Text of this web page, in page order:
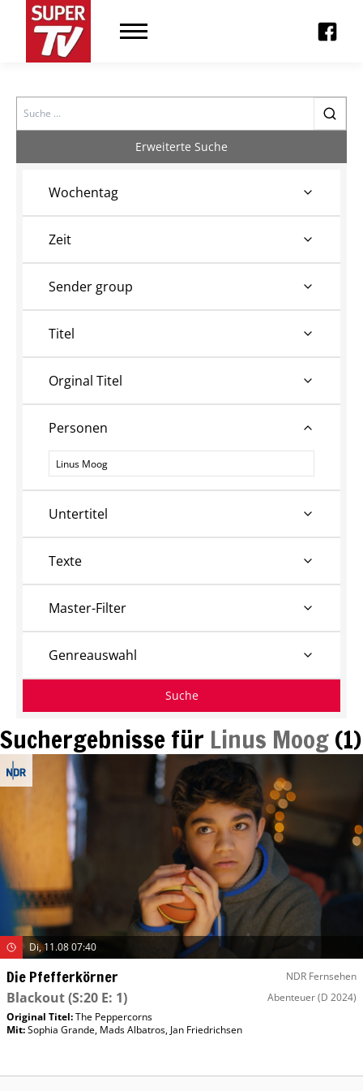
Search
Suchergebnisse für Linus Moog(1)
Di, 11.08 07:40
Die Pfefferkörner NDR Fernsehen
Blackout(S:20 E: 1) Abenteuer(D 2024)
Original Titel:The Peppercorns
Mit:Sophia Grande, Mads Albatros, Jan Friedrichsen
Erweiterte Suche
Wochentag
Zeit
Sender group
Titel
Orginal Titel
Personen
Personen
Untertitel
Texte
Master-Filter
Genreauswahl
Suche